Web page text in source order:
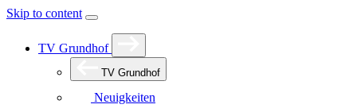
Skip to content
TV Grundhof
TV Grundhof
Neuigkeiten